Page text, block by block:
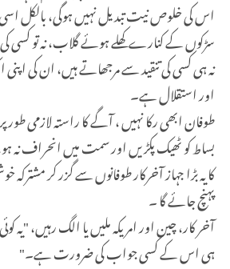
اس کی خلوص نیت تبدیل نہیں ہوگی، بالکل
سڑکوں کے کنارے کھلے ہوئے گلاب، نہ تو کسی
نہ ہی کسی کی تنقید سے مرجھاتے ہیں، ان کی اپنی
اور استقلال ہے۔
طوفان ابھی رکا نہیں ، آگے کا راستہ لازمی طور
بساط کو ٹھیک پکڑیں اور سمت میں انحراف نہ
کا یہ بڑا جہاز آخرکار طوفانوں سے گزر کر
پہنچ جائے گا ۔
آخر کار، چین اور امریکہ ملیں یا الگ رہیں، "یہ
ہی اس کے کسی جواب کی ضرورت ہے۔"